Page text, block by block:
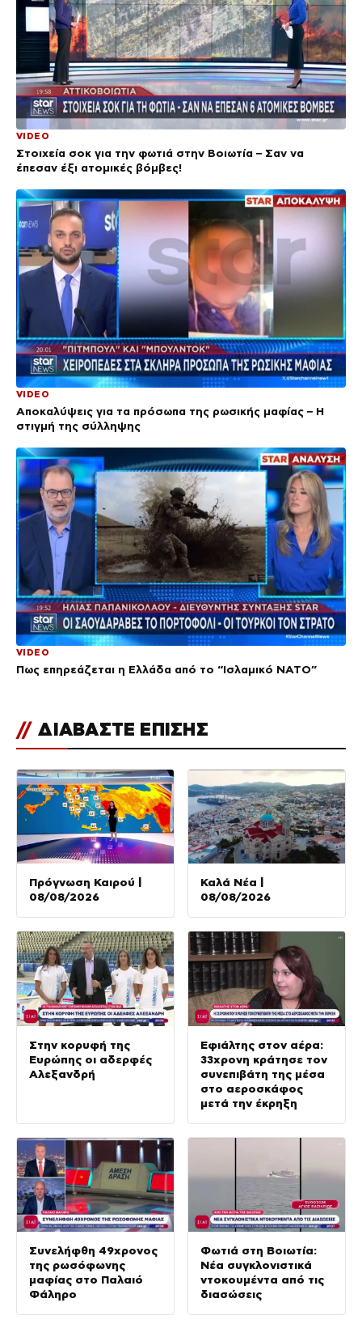
VIDEO
Στοιχεία σοκ για την φωτιά στην Βοιωτία – Σαν να
έπεσαν έξι ατομικές βόμβες!
VIDEO
Αποκαλύψεις για τα πρόσωπα της ρωσικής μαφίας – Η
στιγμή της σύλληψης
VIDEO
Πως επηρεάζεται η Ελλάδα από το “Ισλαμικό ΝΑΤΟ”
// ΔΙΑΒΑΣΤΕ ΕΠΙΣΗΣ
Πρόγνωση Καιρού |
08/08/2026
Καλά Νέα |
08/08/2026
Στην κορυφή της
Ευρώπης οι αδερφές
Αλεξανδρή
Εφιάλτης στον αέρα:
33χρονη κράτησε τον
συνεπιβάτη της μέσα
στο αεροσκάφος
μετά την έκρηξη
Συνελήφθη 49χρονος
της ρωσόφωνης
μαφίας στο Παλαιό
Φάληρο
Φωτιά στη Βοιωτία:
Νέα συγκλονιστικά
ντοκουμέντα από τις
διασώσεις